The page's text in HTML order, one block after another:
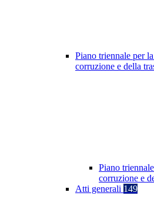
Piano triennale per
corruzione e della
Piano
corruzione e
Atti generali 149